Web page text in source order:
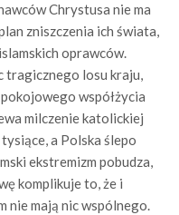
Chrystusa nie ma
zniszczenia ich świata,
oprawców.
tragicznego losu kraju,
współżycia
milczenie katolickiej
a Polska ślepo
ekstremizm pobudza,
komplikuje to, że i
nie mają nic wspólnego.